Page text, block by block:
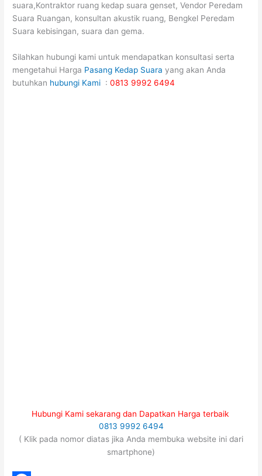
suara,Kontraktor ruang kedap suara genset, Vendor Peredam
Suara Ruangan, konsultan akustik ruang, Bengkel Peredam
Suara kebisingan, suara dan gema.
Silahkan hubungi kami untuk mendapatkan konsultasi serta
mengetahui Harga Pasang Kedap Suara yang akan Anda
butuhkan hubungi Kami :0813 9992 6494
Hubungi Kami sekarang dan Dapatkan Harga terbaik
0813 9992 6494
( Klik pada nomor diatas jika Anda membuka website ini dari
smartphone)